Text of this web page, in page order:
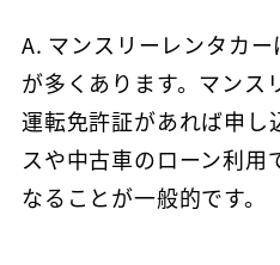
ハイブリッドクラス
トヨタハイブリッドク
コンパクトミニバンク
ミニバンクラス
千葉県
埼玉県
大分県
A. マンスリーレンタカ
が多くあります。マンス
運転免許証があれば申し
スや中古車のローン利用
なることが一般的です。